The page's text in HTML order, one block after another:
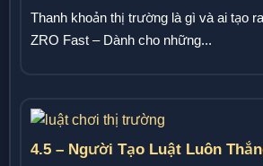
Thanh khoản thị trường là gì và ai tạo
ZRO Fast – Dành cho những...
4.5 – Người Tạo Luật Luôn